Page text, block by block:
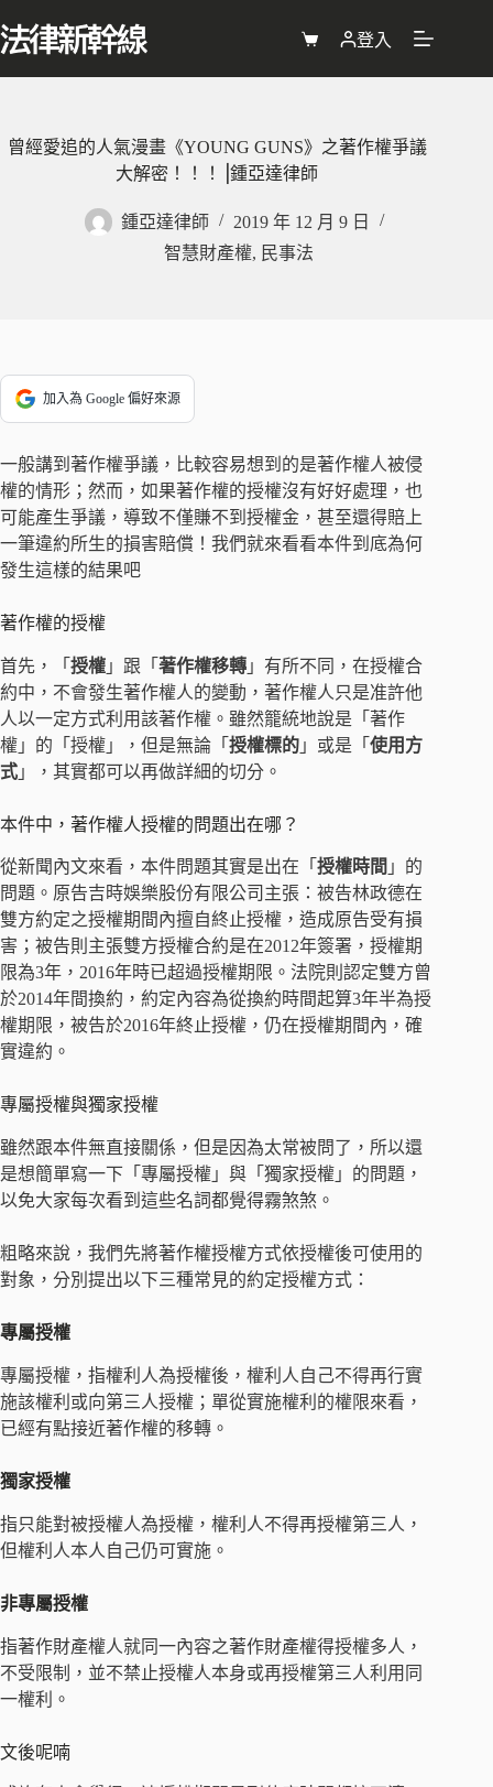
至
容
購
物
登入
曾經愛追的人氣漫畫《YOUNG GUNS》之著作權爭議
大解密！！！⎟鍾亞達律師
鍾亞達律師
2019 年 12 月 9 日
智慧財產權, 民事法
加入為 Google 偏好來源
一般講到著作權爭議，比較容易想到的是著作權人被侵
權的情形；然而，如果著作權的授權沒有好好處理，也
可能產生爭議，導致不僅賺不到授權金，甚至還得賠上
一筆違約所生的損害賠償！我們就來看看本件到底為何
發生這樣的結果吧
著作權的授權
首先，「 授權 」跟「 著作權移轉 」有所不同，在授權合
約中，不會發生著作權人的變動，著作權人只是准許他
人以一定方式利用該著作權。雖然籠統地說是「著作
權」的「授權」，但是無論「 授權標的 」或是「 使用方
式 」，其實都可以再做詳細的切分。
本件中，著作權人授權的問題出在哪？
從新聞內文來看，本件問題其實是出在「 授權時間 」的
問題。原告吉時娛樂股份有限公司主張：被告林政德在
雙方約定之授權期間內擅自終止授權，造成原告受有損
害；被告則主張雙方授權合約是在2012年簽署，授權期
限為3年，2016年時已超過授權期限。法院則認定雙方曾
於2014年間換約，約定內容為從換約時間起算3年半為授
權期限，被告於2016年終止授權，仍在授權期間內，確
實違約。
專屬授權與獨家授權
雖然跟本件無直接關係，但是因為太常被問了，所以還
是想簡單寫一下「專屬授權」與「獨家授權」的問題，
以免大家每次看到這些名詞都覺得霧煞煞。
粗略來說，我們先將著作權授權方式依授權後可使用的
對象，分別提出以下三種常見的約定授權方式：
專屬授權
專屬授權，指權利人為授權後，權利人自己不得再行實
施該權利或向第三人授權；單從實施權利的權限來看，
已經有點接近著作權的移轉。
獨家授權
指只能對被授權人為授權，權利人不得再授權第三人，
但權利人本人自己仍可實施。
非專屬授權
指著作財產權人就同一內容之著作財產權得授權多人，
不受限制，並不禁止授權人本身或再授權第三人利用同
一權利。
文後呢喃